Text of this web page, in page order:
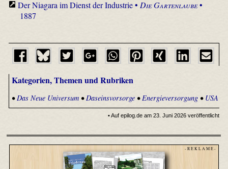
Der Niagara im Dienst der Industrie • Die Gartenlaube•
1887
Kategorien, Themen und Rubriken
•Das Neue Universum•Daseinsvorsorge•Energieversorgung• USA
• Auf epilog.de am 23. Juni 2026 veröffentlicht
- R E K L A M E -